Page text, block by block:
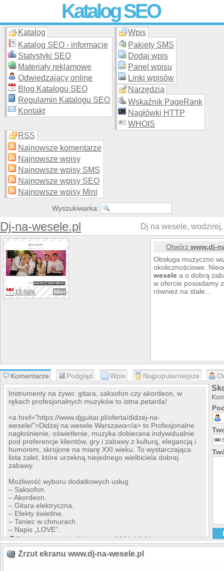
Katalog SEO
Skuteczna i promocja stron WWW –
moderowanego katalogu za darmo!
Katalog
Katalog SEO - informacje
Statystyki SEO
Materiały reklamowe
Odwiedzający online
Blog Katalogu SEO
Regulamin Katalogu SEO
Kontakt
Wpis
Pakiety SMS
Dodaj wpis
Panel wpisu
Linki wpisów
Narzędzia
Wskaźnik PageRank
Nagłówki HTTP
WHOIS
RSS
Najnowsze komentarze
Najnowsze wpisy
Najnowsze wpisy SMS
Najnowsze wpisy SEO
Najnowsze wpisy Mini
Wyszukiwarka:
Dj-na-wesele.pl Dj na wesele,
18 lat/a Mini
Otwórzwww.dj-
Obsługa muzyczno
okolicznościowe.
wesele a o dobrą
w ofercie posiadamy
również na stałe...
Komentarze Podgląd Wpis Najpopularniejsze
Instrumenty na żywo: gitara, saksofon czy akordeon, w
rękach profesjonalnych muzyków to istna petarda!
<a href="https://www.djguitar.pl/oferta/didzej-na-
wesele/">Didżej na wesele Warszawa</a> to Profesjonalne
nagłośnienie, oświetlenie, muzyka dobierana indywidualnie
pod preferencje klientów, gry i zabawy z kulturą, elegancją i
humorem, skrojone na miarę XXI wieku. To wystarczająca
lista zalet, które urzekną niejednego wielbiciela dobrej
zabawy.
Możliwość wyboru dodatkowych usług
– Saksofon.
– Akordeon.
– Gitara elektryczna.
– Efekty świetlne.
– Taniec w chmurach.
– Napis „LOVE”.
Didżej na wesele Warszawa, 2021-12-01
Zrzut ekranu www.dj-na-wesele.pl